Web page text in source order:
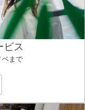
ビス
ベまで